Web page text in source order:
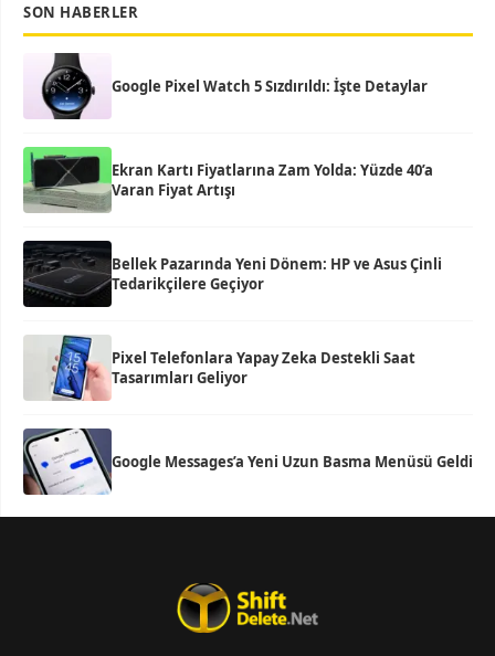
SON HABERLER
Google Pixel Watch 5 Sızdırıldı: İşte Detaylar
Ekran Kartı Fiyatlarına Zam Yolda: Yüzde 40’a
Varan Fiyat Artışı
Bellek Pazarında Yeni Dönem: HP ve Asus Çinli
Tedarikçilere Geçiyor
Pixel Telefonlara Yapay Zeka Destekli Saat
Tasarımları Geliyor
Google Messages’a Yeni Uzun Basma Menüsü Geldi